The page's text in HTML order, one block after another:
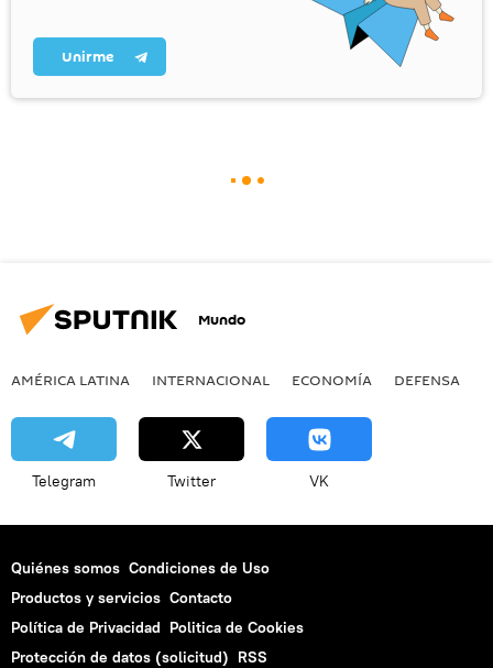
Unirme
Mundo
AMÉRICA LATINA INTERNACIONAL ECONOMÍA DEFENSA
Telegram Twitter VK
Quiénes somos Condiciones de Uso
Productos y servicios Contacto
Política de Privacidad Politica de Cookies
Protección de datos (solicitud) RSS